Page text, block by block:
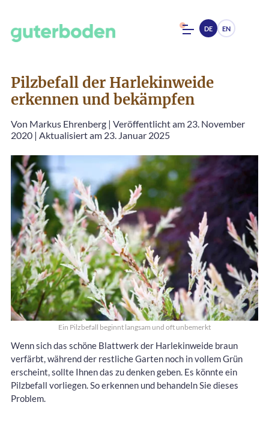
DE EN
Pilzbefall der Harlekinweide
erkennen und bekämpfen
Von Markus Ehrenberg | Veröffentlicht am 23. November
2020 | Aktualisiert am 23. Januar 2025
Ein Pilzbefall beginnt langsam und oft unbemerkt
Wenn sich das schöne Blattwerk der Harlekinweide braun
verfärbt, während der restliche Garten noch in vollem Grün
erscheint, sollte Ihnen das zu denken geben. Es könnte ein
Pilzbefall vorliegen. So erkennen und behandeln Sie dieses
Problem.